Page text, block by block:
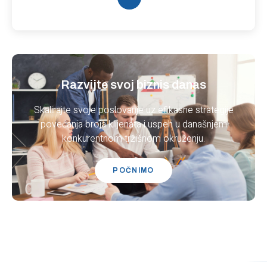
Razvijte svoj biznis danas
Skalirajte svoje poslovanje uz efikasne strategije
povećanja broja klijenata i uspeh u današnjem
konkurentnom tržišnom okruženju.
POČNIMO